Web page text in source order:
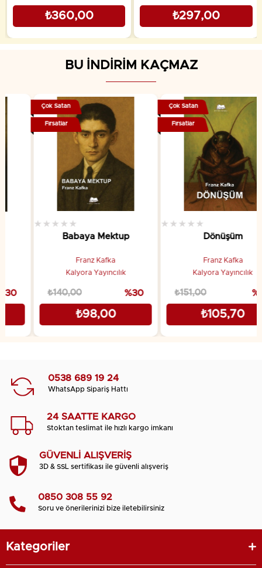
₺360,00 ₺297,00
BU İNDİRİM KAÇMAZ
Babaya Mektup
★★
Franz Kafka
Kalyora Yayıncılık
₺98,00
₺140,00
Çok Satan
Dönüşüm
★ ★
Franz Kafka
Kalyora Yayıncılık
₺105,70
₺151,00
Çok Satan
0538 689 19 24
WhatsApp Sipariş Hattı
24 SAATTE KARGO
Stoktan teslimat ile hızlı kargo imkanı
GÜVENLİ ALIŞVERİŞ
3D & SSL sertifikası ile güvenli alışveriş
0850 308 55 92
Soru ve önerilerinizi bize iletebilirsiniz
Kategoriler